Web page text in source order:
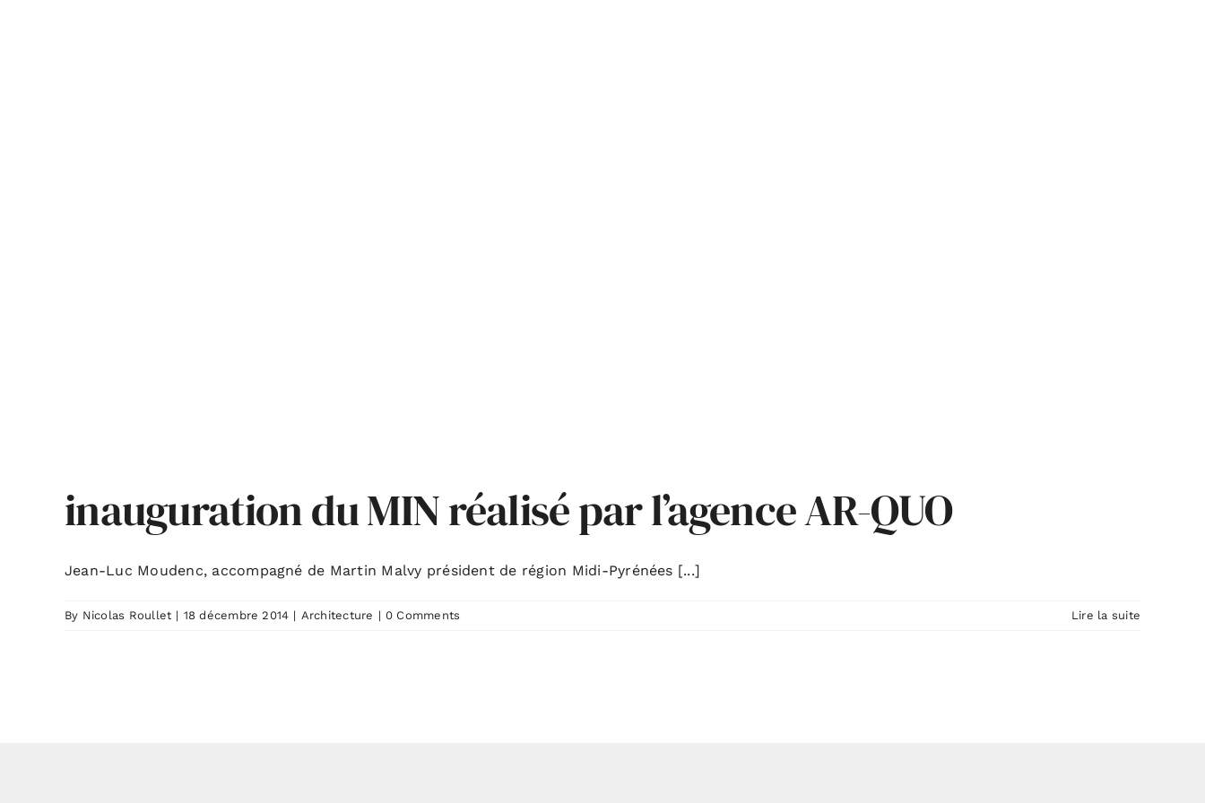
inauguration du MIN réalisé par l’agence AR-QUO
Jean-Luc Moudenc, accompagné de Martin Malvy président de région Midi-Pyrénées [...]
By Nicolas Roullet | 18 décembre 2014 | Architecture | 0 Comments Lire la suite